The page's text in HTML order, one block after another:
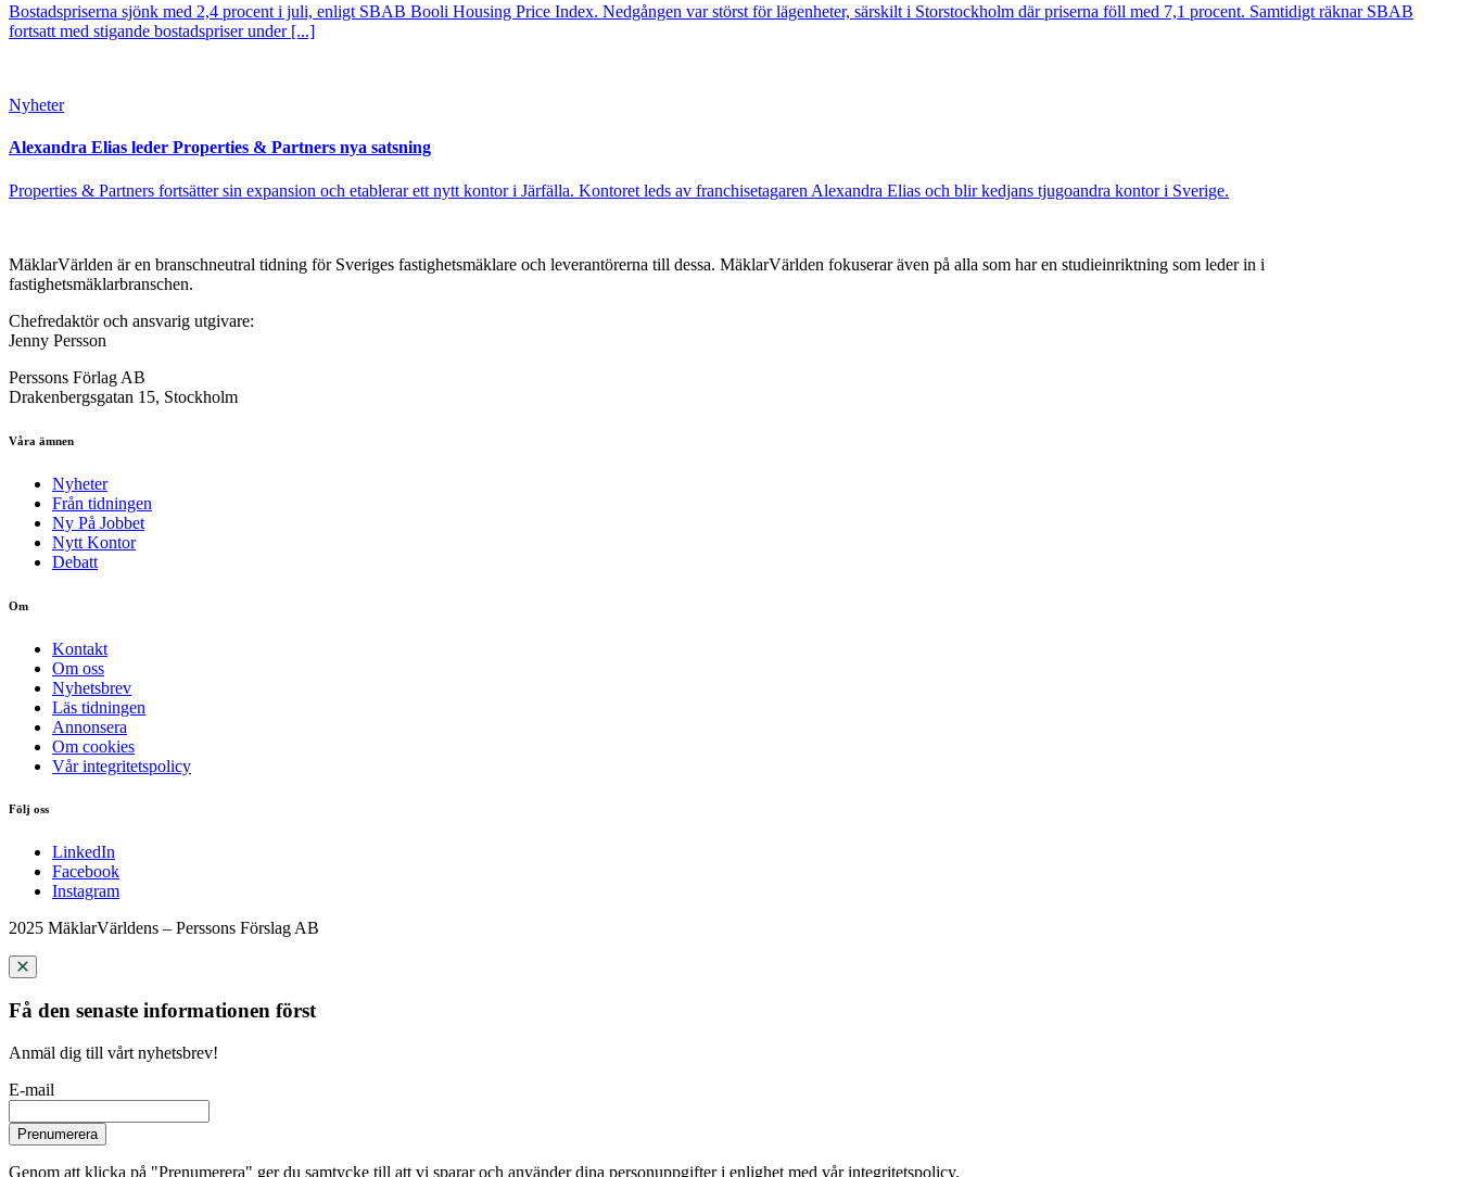
Bostadspriserna sjönk med 2,4 procent i juli, enligt SBAB Booli Housing Price Index. Nedgången var störst för lägenheter, särskilt i Storstockholm där priserna föll med 7,1 procent. Samtidigt räknar SBAB
fortsatt med stigande bostadspriser under [...]
Nyheter
Alexandra Elias leder Properties & Partners nya satsning
Properties & Partners fortsätter sin expansion och etablerar ett nytt kontor i Järfälla. Kontoret leds av franchisetagaren Alexandra Elias och blir kedjans tjugoandra kontor i Sverige.
MäklarVärlden är en branschneutral tidning för Sveriges fastighetsmäklare och leverantörerna till dessa. MäklarVärlden fokuserar även på alla som har en studieinriktning som leder in i
fastighetsmäklarbranschen.
Chefredaktör och ansvarig utgivare:
Jenny Persson
Perssons Förlag AB
Drakenbergsgatan 15, Stockholm
Våra ämnen
Nyheter
Från tidningen
Ny På Jobbet
Nytt Kontor
Debatt
Om
Kontakt
Om oss
Nyhetsbrev
Läs tidningen
Annonsera
Om cookies
Vår integritetspolicy
Följ oss
LinkedIn
Facebook
Instagram
2025 MäklarVärldens – Perssons Förslag AB
Få den senaste informationen först
Anmäl dig till vårt nyhetsbrev!
E-mail
Prenumerera
Genom att klicka på "Prenumerera" ger du samtycke till att vi sparar och använder dina personuppgifter i enlighet med vår integritetspolicy.